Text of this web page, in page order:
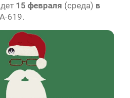
15 февраля (среда) в
619.